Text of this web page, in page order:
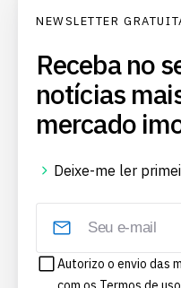
NEWSLETTER
Receba no
notícias
mercado
Deixe-me ler
Autorizo o envio das